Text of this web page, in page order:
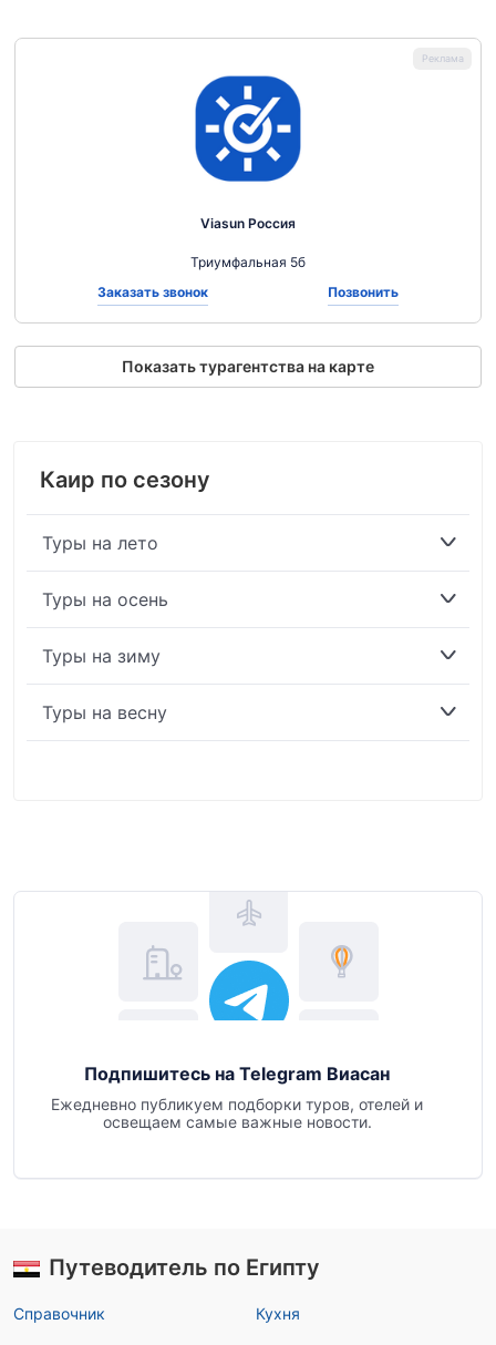
Viasun Россия
Триумфальная 5б
Заказать звонок
Позвонить
Показать турагентства на карте
Каир по сезону
Туры на лето
Туры на осень
Туры на зиму
Туры на весну
Подпишитесь на Telegram Виасан
Ежедневно публикуем подборки туров, отелей и
освещаем самые важные новости.
Путеводитель по Египту
Справочник Кухня